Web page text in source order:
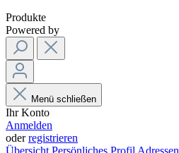
Produkte
Powered by
Menü schließen
Ihr Konto
Anmelden
oderregistrieren
Übersicht Persönliches Profil Adressen